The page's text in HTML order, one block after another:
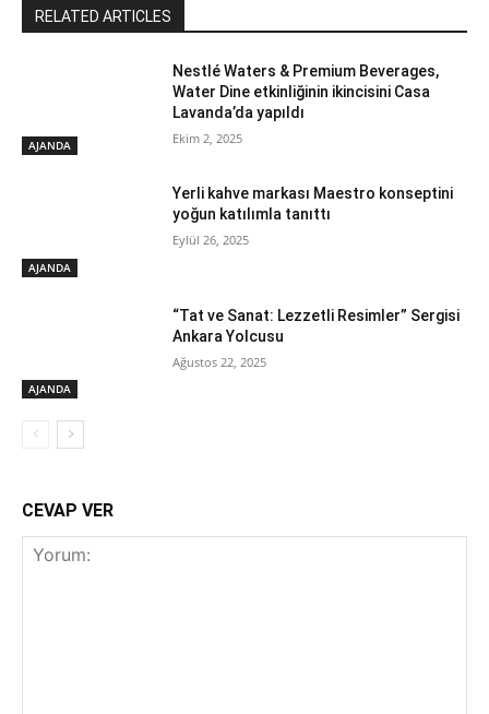
RELATED ARTICLES
AJANDA
Nestlé Waters & Premium Beverages,
Water Dine etkinliğinin ikincisini Casa
Lavanda’da yapıldı
Ekim 2, 2025
AJANDA
Yerli kahve markası Maestro konseptini
yoğun katılımla tanıttı
Eylül 26, 2025
AJANDA
“Tat ve Sanat: Lezzetli Resimler” Sergisi
Ankara Yolcusu
Ağustos 22, 2025
CEVAP VER